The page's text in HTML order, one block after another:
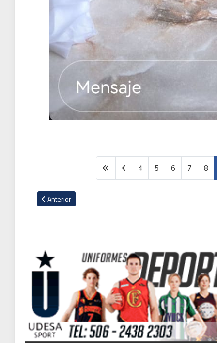
4 5 6 7 8
Artículo anterior: Herediana se corona como la Miss Universe
Anterior